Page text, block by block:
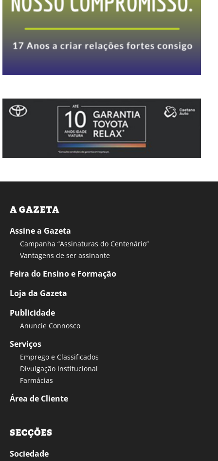
A GAZETA
Assine a Gazeta
Campanha “Assinaturas do Centenário”
Vantagens de ser assinante
Feira do Ensino e Formação
Loja da Gazeta
Publicidade
Anuncie Connosco
Serviços
Emprego e Classificados
Divulgação Institucional
Farmácias
Área de Cliente
SECÇÕES
Sociedade